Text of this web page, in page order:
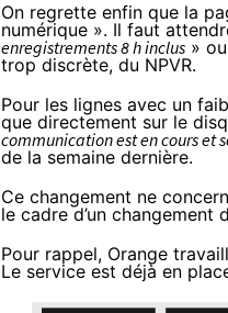
On regrette enfin que la
numérique ». Il faut
enregistrements 8 h inclus »
trop discrète, du NPVR.
Pour les lignes avec un
que directement sur le
communication est en cours et
de la semaine dernière.
Ce changement ne
le cadre d’un changement
Pour rappel, Orange
Le service est déjà en